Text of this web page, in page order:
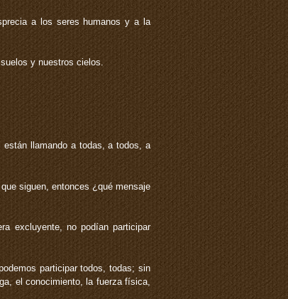
a los seres humanos y a la
y nuestros cielos.
llamando a todas, a todos, a
siguen, entonces ¿qué mensaje
excluyente, no podían participar
participar todos, todas; sin
el conocimiento, la fuerza física,